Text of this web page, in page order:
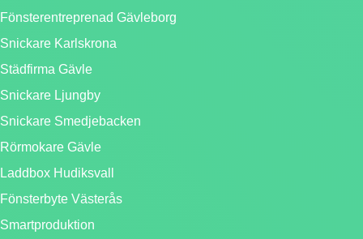
Fönsterentreprenad Gävleborg
Snickare Karlskrona
Städfirma Gävle
Snickare Ljungby
Snickare Smedjebacken
Rörmokare Gävle
Laddbox Hudiksvall
Fönsterbyte Västerås
Smartproduktion